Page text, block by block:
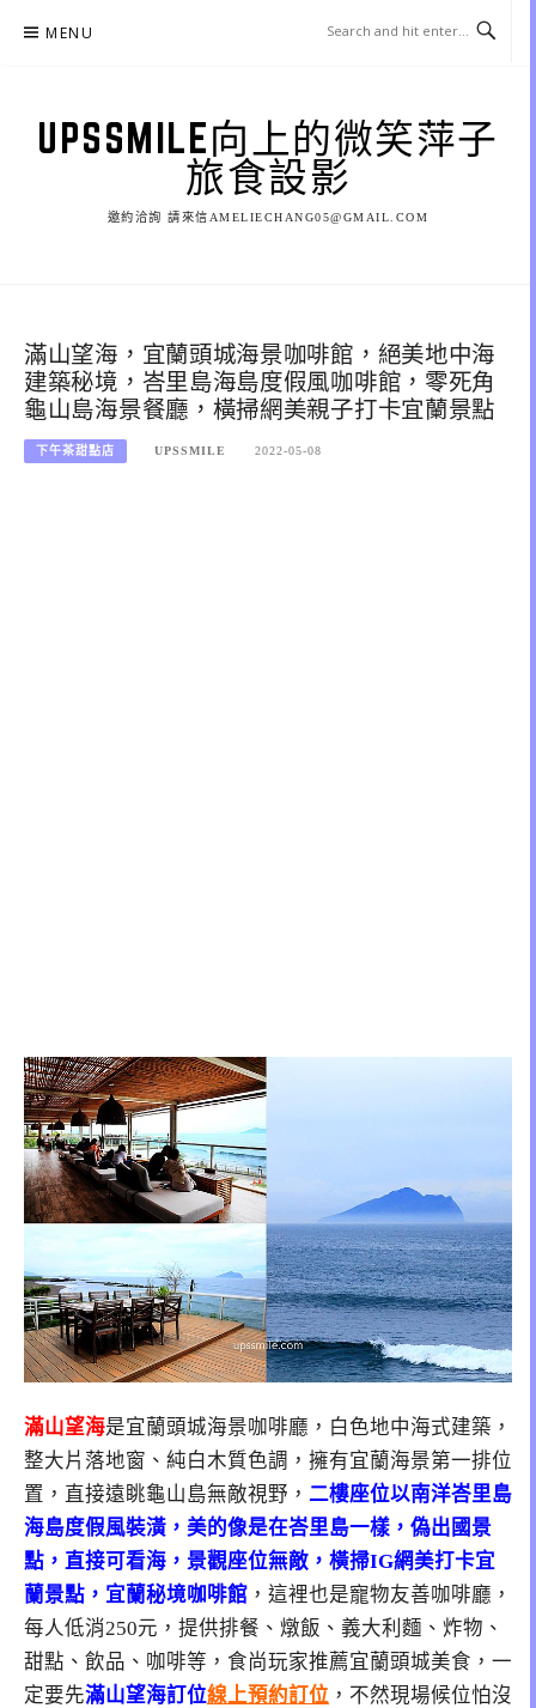
MENU
UPSSMILE向上的微笑萍子
旅食設影
邀約洽詢 請來信AMELIECHANG05@GMAIL.COM
滿山望海，宜蘭頭城海景咖啡館，絕美地中海
建築秘境，峇里島海島度假風咖啡館，零死角
龜山島海景餐廳，橫掃網美親子打卡宜蘭景點
下午茶甜點店 UPSSMILE 2022-05-08
滿山望海是宜蘭頭城海景咖啡廳，白色地中海式建築，
整大片落地窗、純白木質色調，擁有宜蘭海景第一排位
置，直接遠眺龜山島無敵視野， 二樓座位以南洋峇里島
海島度假風裝潢，美的像是在峇里島一樣，偽出國景
點，直接可看海，景觀座位無敵，橫掃IG網美打卡宜
蘭景點，宜蘭秘境咖啡館 ，這裡也是寵物友善咖啡廳，
每人低消250元，提供排餐、燉飯、義大利麵、炸物、
甜點、飲品、咖啡等，食尚玩家推薦宜蘭頭城美食，一
定要先滿山望海訂位線上預約訂位 ，不然現場候位怕沒